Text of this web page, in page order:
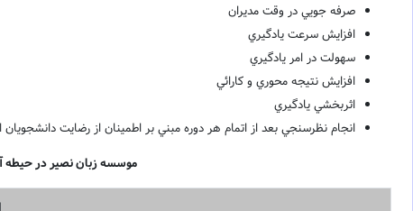
صرفه جويي در وقت مديران
افزايش سرعت يادگيري
سهولت در امر يادگيري
افزايش نتيجه محوري و کارائي
اثربخشي يادگيري
انجام نظرسنجي بعد از اتمام هر دوره مبني بر اطمينان از رضايت دانشجويان
موسسه زبان نصیر در حیطه